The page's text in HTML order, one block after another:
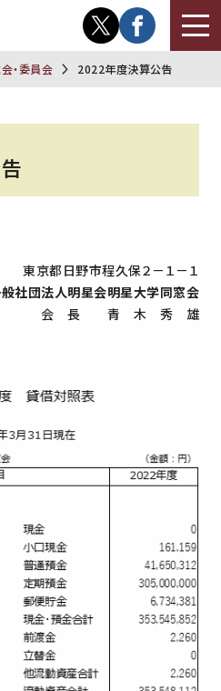
・委員会 2022年度決算公告
東京都日野市程久保２－１－１
社団法人明星会明星大学同窓会
会 長 青 木 秀 雄